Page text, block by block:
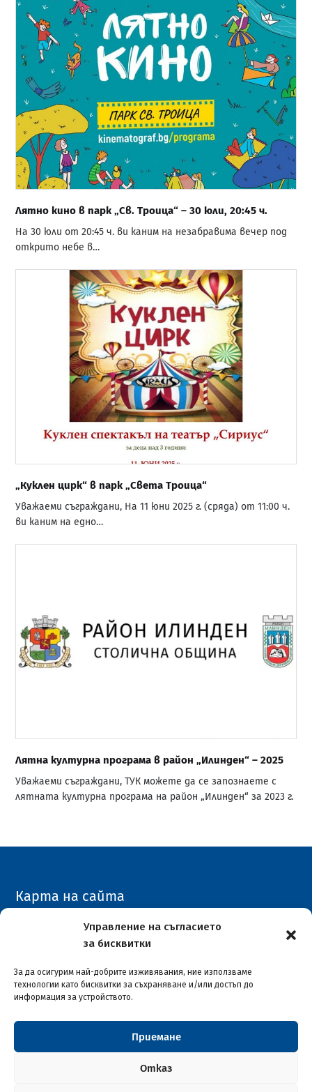
Управление на съгласието
за бисквитки
За да осигурим най-добрите изживявания, ние използваме
технологии като бисквитки за съхраняване и/или достъп до
информация за устройството.
Приемане
Отказ
Лятно кино в парк „Св. Троица“ – 30 юли, 20:45 ч.
На 30 юли от 20:45 ч. ви каним на незабравима вечер под
открито небе в…
„Куклен цирк“ в парк „Света Троица“
Уважаеми съграждани, На 11 юни 2025 г. (сряда) от 11:00 ч.
ви каним на едно…
Лятна културна програма в район „Илинден“ – 2025
Уважаеми съграждани, ТУК можете да се запознаете с
лятната културна програма на район „Илинден“ за 2023 г.
Карта на сайта
Архивен сайт
Столична община район "Илинден"© 2026